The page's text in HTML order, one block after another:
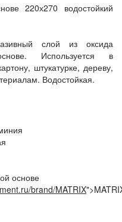
220х270 водостойкий
слой из оксида
Используется в
штукатурке, дереву,
Водостойкая.
основе
brand/MATRIX